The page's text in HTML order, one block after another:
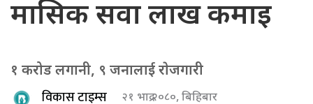
मासिक सवा लाख कमाइ
१ करोड लगानी, ९ जनालाई राेजगारी
विकास टाइम्स २१ भाद्र २०८०, बिहिबार